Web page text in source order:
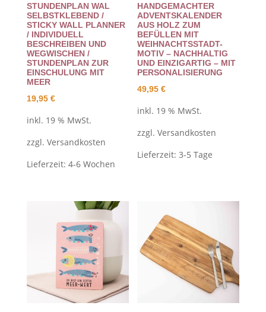
STUNDENPLAN WAL
SELBSTKLEBEND /
STICKY WALL PLANNER
/ INDIVIDUELL
BESCHREIBEN UND
WEGWISCHEN /
STUNDENPLAN ZUR
EINSCHULUNG MIT
MEER
19,95 €
inkl. 19 % MwSt.
zzgl. Versandkosten
Lieferzeit: 4-6 Wochen
HANDGEMACHTER
ADVENTSKALENDER
AUS HOLZ ZUM
BEFÜLLEN MIT
WEIHNACHTSSTADT-
MOTIV – NACHHALTIG
UND EINZIGARTIG – MIT
PERSONALISIERUNG
49,95€
inkl. 19 % MwSt.
zzgl.Versandkosten
Lieferzeit:3-5 Tage